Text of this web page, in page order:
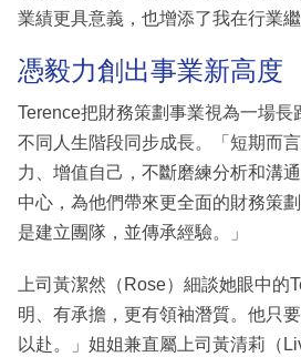
業績更具意義，也增添了我在行業繼
憑毅力創出事業新高度
Terence把財務策劃事業視為一場
不同人生階段同步成長。「短期而
力、增值自己，不斷磨練分析和溝
中心，為他們帶來更全面的財務策
是建立團隊，並傳承經驗。」
上司黃潔然（Rose）細談她眼中的
明、有承擔，更有領袖潛質。他只
以赴。」姐姐兼直屬上司黃清莉（